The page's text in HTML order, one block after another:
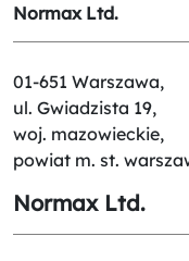
Normax Ltd.
01-651 Warszawa,
ul. Gwiadzista 19,
woj. mazowieckie,
powiat m. st.
Normax Ltd.